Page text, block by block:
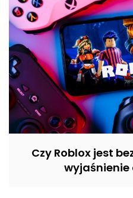
Czy Roblox jest
wyjaśnienie